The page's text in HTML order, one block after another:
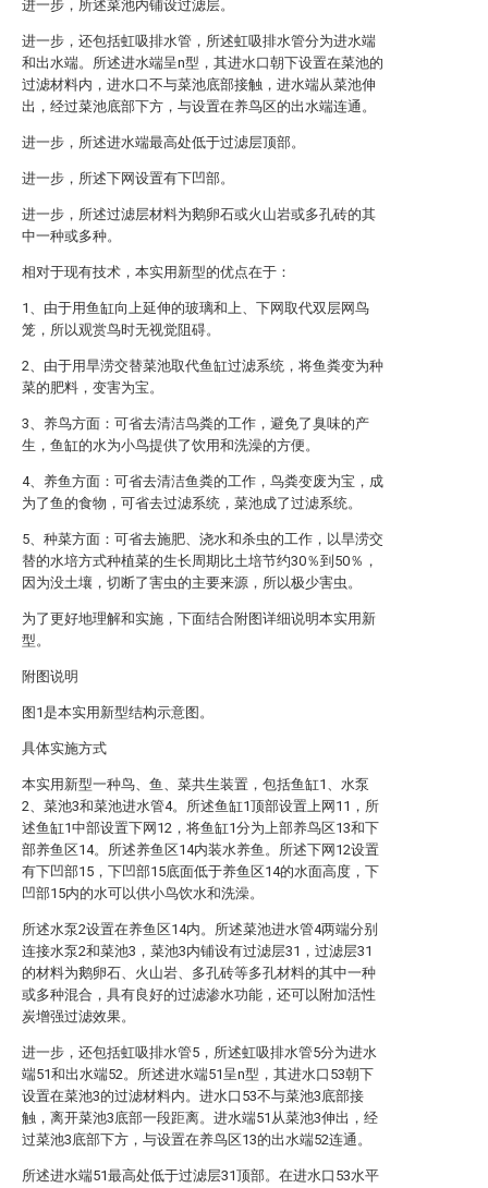
进一步，所述菜池内铺设过滤层。
进一步，还包括虹吸排水管，所述虹吸排水管分为进水端
和出水端。所述进水端呈n型，其进水口朝下设置在菜池的
过滤材料内，进水口不与菜池底部接触，进水端从菜池伸
出，经过菜池底部下方，与设置在养鸟区的出水端连通。
进一步，所述进水端最高处低于过滤层顶部。
进一步，所述下网设置有下凹部。
进一步，所述过滤层材料为鹅卵石或火山岩或多孔砖的其
中一种或多种。
相对于现有技术，本实用新型的优点在于：
1、由于用鱼缸向上延伸的玻璃和上、下网取代双层网鸟
笼，所以观赏鸟时无视觉阻碍。
2、由于用旱涝交替菜池取代鱼缸过滤系统，将鱼粪变为种
菜的肥料，变害为宝。
3、养鸟方面：可省去清洁鸟粪的工作，避免了臭味的产
生，鱼缸的水为小鸟提供了饮用和洗澡的方便。
4、养鱼方面：可省去清洁鱼粪的工作，鸟粪变废为宝，成
为了鱼的食物，可省去过滤系统，菜池成了过滤系统。
5、种菜方面：可省去施肥、浇水和杀虫的工作，以旱涝交
替的水培方式种植菜的生长周期比土培节约30％到50％，
因为没土壤，切断了害虫的主要来源，所以极少害虫。
为了更好地理解和实施，下面结合附图详细说明本实用新
型。
附图说明
图1是本实用新型结构示意图。
具体实施方式
本实用新型一种鸟、鱼、菜共生装置，包括鱼缸1、水泵
2、菜池3和菜池进水管4。所述鱼缸1顶部设置上网11，所
述鱼缸1中部设置下网12，将鱼缸1分为上部养鸟区13和下
部养鱼区14。所述养鱼区14内装水养鱼。所述下网12设置
有下凹部15，下凹部15底面低于养鱼区14的水面高度，下
凹部15内的水可以供小鸟饮水和洗澡。
所述水泵2设置在养鱼区14内。所述菜池进水管4两端分别
连接水泵2和菜池3，菜池3内铺设有过滤层31，过滤层31
的材料为鹅卵石、火山岩、多孔砖等多孔材料的其中一种
或多种混合，具有良好的过滤渗水功能，还可以附加活性
炭增强过滤效果。
进一步，还包括虹吸排水管5，所述虹吸排水管5分为进水
端51和出水端52。所述进水端51呈n型，其进水口53朝下
设置在菜池3的过滤材料内。进水口53不与菜池3底部接
触，离开菜池3底部一段距离。进水端51从菜池3伸出，经
过菜池3底部下方，与设置在养鸟区13的出水端52连通。
所述进水端51最高处低于过滤层31顶部。在进水口53水平